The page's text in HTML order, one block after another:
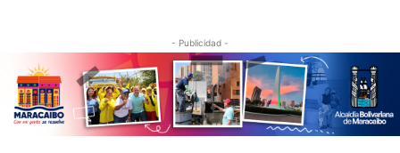
- Publicidad -